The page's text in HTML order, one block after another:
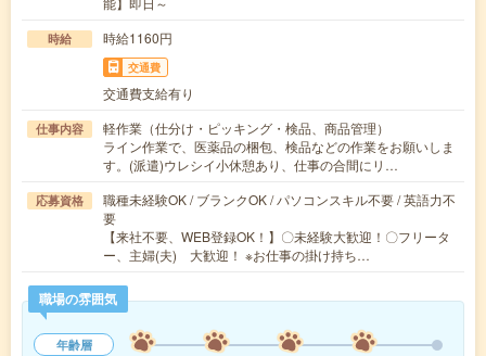
時給 時給1160円
交通費
交通費支給有り
仕事内容
軽作業（仕分け・ピッキング・検品、商品管理）
ライン作業で、医薬品の梱包、検品などの作業をお願いしま
す。(派遣)ウレシイ小休憩あり、仕事の合間にリ…
応募資格
職種未経験OK / ブランクOK / パソコンスキル不要 / 英語力不
要
【来社不要、WEB登録OK！】〇未経験大歓迎！〇フリータ
ー、主婦(夫) 大歓迎！ ※お仕事の掛け持ち…
職場の雰囲気
年齢層